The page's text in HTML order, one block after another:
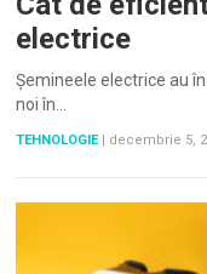
electrice
Șemineele electrice au
noi în…
TEHNOLOGIE | decembrie 5,